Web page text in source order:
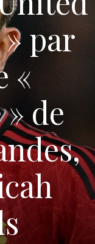
par
«
de